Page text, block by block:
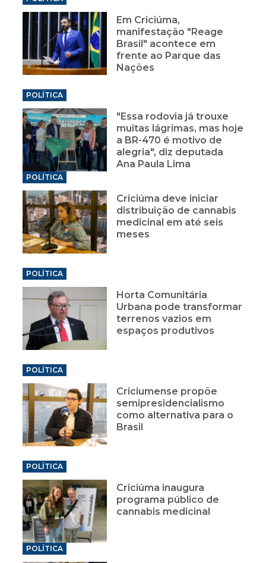
Em Criciúma,
manifestação "Reage
Brasil" acontece em
frente ao Parque das
Nações
POLÍTICA
"Essa rodovia já trouxe
muitas lágrimas, mas hoje
a BR-470 é motivo de
alegria", diz deputada
Ana Paula Lima
POLÍTICA
Criciúma deve iniciar
distribuição de cannabis
medicinal em até seis
meses
POLÍTICA
Horta Comunitária
Urbana pode transformar
terrenos vazios em
espaços produtivos
POLÍTICA
Criciumense propõe
semipresidencialismo
como alternativa para o
Brasil
POLÍTICA
Criciúma inaugura
programa público de
cannabis medicinal
POLÍTICA